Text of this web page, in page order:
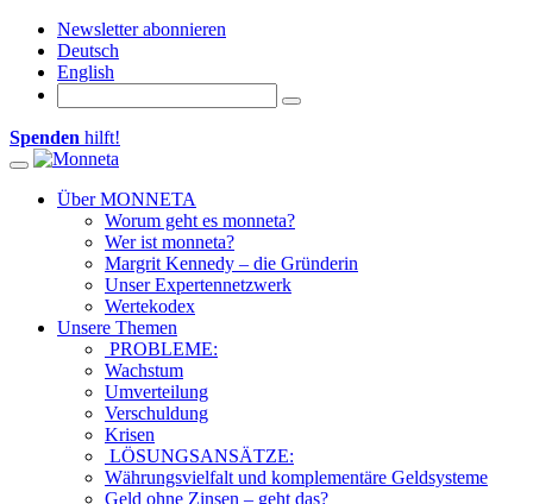
Newsletter abonnieren
Deutsch
English
Spenden hilft!
Toggle navigation
Über MONNETA
Worum geht es monneta?
Wer ist monneta?
Margrit Kennedy – die Gründerin
Unser Expertennetzwerk
Wertekodex
Unsere Themen
PROBLEME:
Wachstum
Umverteilung
Verschuldung
Krisen
LÖSUNGSANSÄTZE:
Währungsvielfalt und komplementäre Geldsysteme
Geld ohne Zinsen – geht das?